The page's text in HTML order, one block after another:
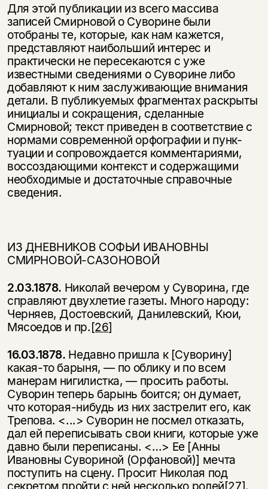
Для этой публикации из всего массива
записей Смирновой о Суворине были
отобраны те, которые, как нам кажется,
представляют наибольший ин­терес и
практически не пересекаются с уже
известными сведениями о Суво­рине либо
добавляют к ним заслуживающие внимания
детали. В публикуе­мых фрагментах раскрыты
инициалы и сокращения, сделанные
Смирновой; текст приведен в соответствие с
нормами современной орфографии и пунк­
туации и сопровождается комментариями,
воссоздающими контекст и содер­жащими
необходимые и достаточные справочные
сведения.
ИЗ ДНЕВНИКОВ СОФЬИ ИВАНОВНЫ
СМИРНОВОЙ-САЗОНОВОЙ
2.03.1878. Николай вечером у Суворина, где
справляют двухлетие газеты. Много народу:
Черняев, Достоевский, Данилевский, Кюи,
Мясоедов и пр.[26]
16.03.1878. Недавно пришла к [Суворину]
какая-то барыня, — по облику и по всем
манерам нигилистка, — просить работы.
Суворин теперь барынь боится; он думает,
что которая-нибудь из них застрелит его, как
Трепова. <...> Суворин не посмел отказать,
дал ей переписывать свои книги, которые уже
давно были переписаны. <…> Ее [Анны
Ивановны Сувориной (Орфановой)] мечта
поступить на сцену. Просит Николая под
секретом пройти с ней не­сколько ролей[27].
Подписка на рассылку
Раз в неделю мы отправляем рассылку
о книгах и событиях «НЛО».
За подписку дарим промокод на
скидку 15%
Я соглашаюсь сПолитикой конфиденциальности
подписаться
Этой книги временно
нет в продаже.
Вы можете подписаться на
уведомления, и при поступлении книги
на склад получить письмо на указанный
электронный адрес.
Я соглашаюсь сПолитикой конфиденциальности
подписаться
Эта книга
Скажите, пожалуйста,
вам уже исполнилось 18 лет?
да
нет, вернуться назад